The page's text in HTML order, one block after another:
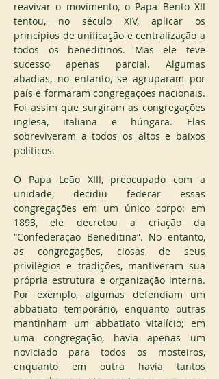
reavivar o movimento, o Papa Bento XII
tentou, no século XIV, aplicar os
princípios de unificação e centralização a
todos os beneditinos. Mas ele teve
sucesso apenas parcial. Algumas
abadias, no entanto, se agruparam por
país e formaram congregações nacionais.
Foi assim que surgiram as congregações
inglesa, italiana e húngara. Elas
sobreviveram a todos os altos e baixos
políticos.
O Papa Leão XIII, preocupado com a
unidade, decidiu federar essas
congregações em um único corpo: em
1893, ele decretou a criação da
“Confederação Beneditina”. No entanto,
as congregações, ciosas de seus
privilégios e tradições, mantiveram sua
própria estrutura e organização interna.
Por exemplo, algumas defendiam um
abbatiato temporário, enquanto outras
mantinham um abbatiato vitalício; em
uma congregação, havia apenas um
noviciado para todos os mosteiros,
enquanto em outra havia tantos